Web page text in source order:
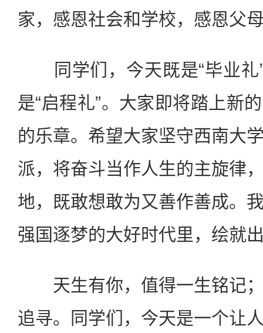
家，感恩社会和学校，感恩父
同学们，今天既是“毕业礼”
是“启程礼”。大家即将踏上新
的乐章。希望大家坚守西南大
派，将奋斗当作人生的主旋律
地，既敢想敢为又善作善成。
强国逐梦的大好时代里，绘就
天生有你，值得一生铭记；
追寻。同学们，今天是一个让